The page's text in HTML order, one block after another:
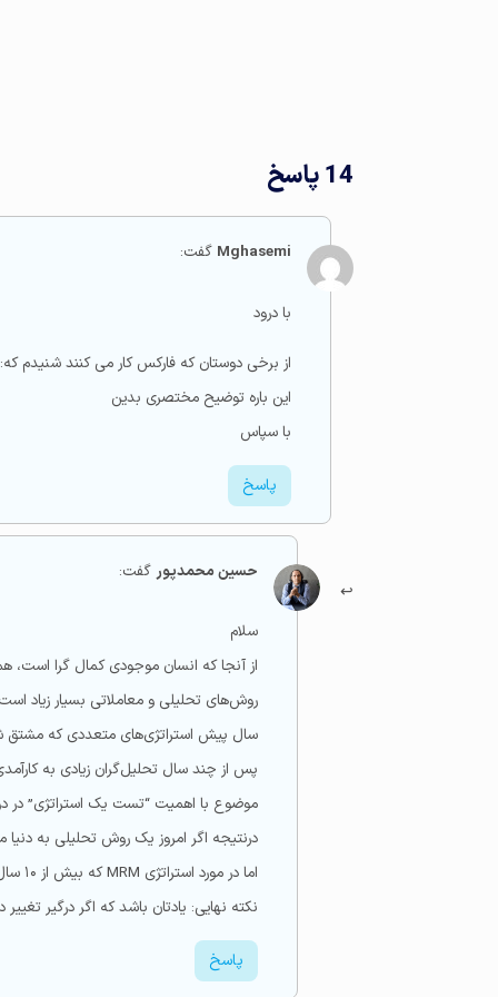
14 پاسخ
Mghasemi گفت:
با درود
از برخی دوستان که فارکس کار می کنند شنیدم
این باره توضیح مختصری بدین
با سپاس
پاسخ
حسین محمدپور گفت:
سلام
از آنجا که انسان موجودی کمال گرا است،
روش‌های تحلیلی و معاملاتی بسیار زیاد
سال پیش استراتژی‌های متعددی که مشتق شده
پس از چند سال تحلیل‌گران زیادی به
درنتیجه اگر امروز یک روش تحلیلی به دنیا معرفی می‌شود، حداقل ۵ سال بعد میتوان درمورد
اما در مورد استراتژی MRM که بیش از ۱۰ سال فوروارد تست دارد، می‌توانید با اطمینان از این استراتزی تحلیلی استفاده کنید.
نکته نهایی: یادتان باشد که اگر درگیر
پاسخ